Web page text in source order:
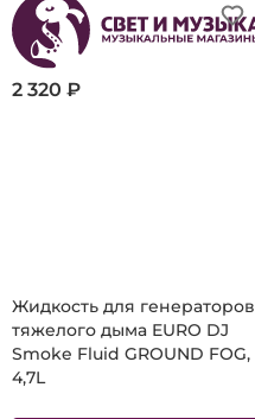
Жидкость для генераторов
тяжелого дыма EURO DJ
Smoke Fluid GROUND FOG,
4,7L
2 320 ₽